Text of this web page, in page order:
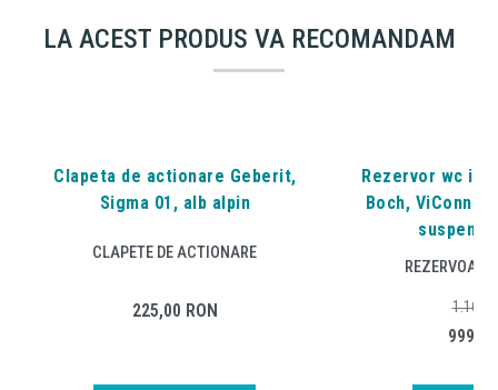
LA ACEST PRODUS VA RECOMANDAM
Clapeta de actionare Geberit,
Sigma 01, alb alpin
CLAPETE DE ACTIONARE
225,00 RON
Rezervor wc
Boch,